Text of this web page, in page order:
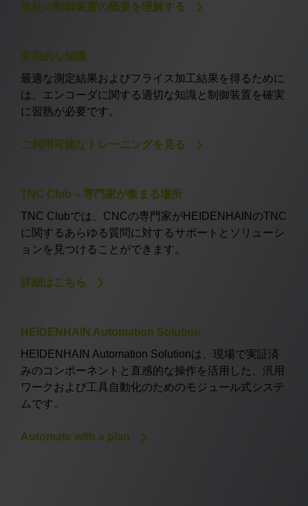
当社の制御装置の概要を理解する
実用的な知識
最適な測定結果およびフライス加工結果を得るために
は、エンコーダに関する適切な知識と制御装置を確実
に習熟が必要です。
ご利用可能なトレーニングを見る
TNC Club – 専門家が集まる場所
TNC Clubでは、CNCの専門家がHEIDENHAINのTNC
に関するあらゆる質問に対するサポートとソリューシ
ョンを見つけることができます。
詳細はこちら
HEIDENHAIN Automation Solution
HEIDENHAIN Automation Solutionは、現場で実証済
みのコンポーネントと直感的な操作を活用した、汎用
ワークおよび工具自動化のためのモジュール式システ
ムです。
Automate with a plan